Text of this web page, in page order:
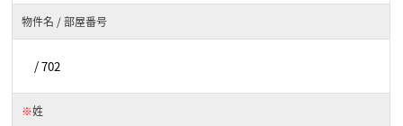
物件名 / 部屋番号
※姓